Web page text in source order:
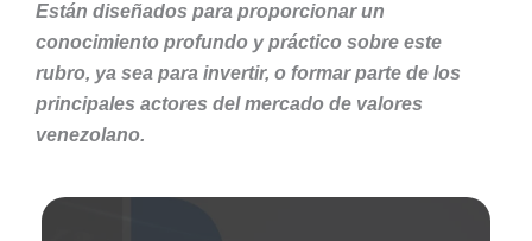
Están diseñados para proporcionar un
conocimiento profundo y práctico sobre este
rubro, ya sea para invertir, o formar parte de los
principales actores del mercado de valores
venezolano.